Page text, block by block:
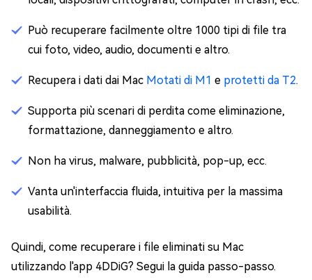
Può recuperare facilmente oltre 1000 tipi di file tra
cui foto, video, audio, documenti e altro.
Recupera i dati dai Mac Motati di M1 e protetti da T2.
Supporta più scenari di perdita come eliminazione,
formattazione, danneggiamento e altro.
Non ha virus, malware, pubblicità, pop-up, ecc.
Vanta un'interfaccia fluida, intuitiva per la massima
usabilità.
Quindi, come recuperare i file eliminati su Mac
utilizzando l'app 4DDiG? Segui la guida passo-passo.